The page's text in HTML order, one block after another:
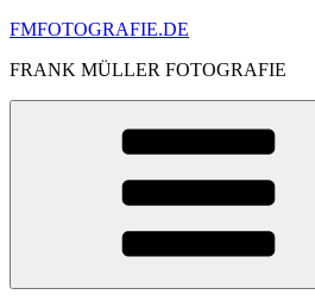
Skip
content
FMFOTOGRAFIE.DE
FRANK MÜLLER FOTOGRAFIE